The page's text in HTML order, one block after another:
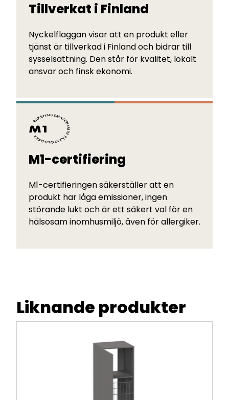
Tillverkat i Finland
Nyckelflaggan visar att en produkt eller
tjänst är tillverkad i Finland och bidrar till
sysselsättning. Den står för kvalitet, lokalt
ansvar och finsk ekonomi.
M1-certifiering
M1-certifieringen säkerställer att en
produkt har låga emissioner, ingen
störande lukt och är ett säkert val för en
hälsosam inomhusmiljö, även för allergiker.
Liknande produkter